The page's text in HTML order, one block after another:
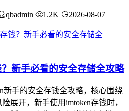
qbadmin 1.2K 2026-08-07
新手必看的安全存储全攻略
新手的安全存钱全攻略，核心围绕
展开，新手使用imtoken存钱时，